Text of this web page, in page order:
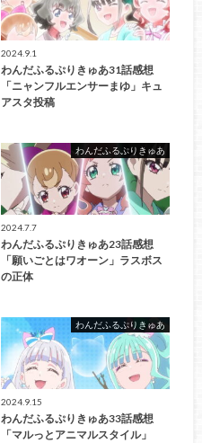
2024.9.1
わんだふるぷりきゅあ31話感想
「ニャンフルエンサーまゆ」キュ
アスタ投稿
わんだふるぷりきゅあ
2024.7.7
わんだふるぷりきゅあ23話感想
「願いごとはワオーン」ラスボス
の正体
わんだふるぷりきゅあ
2024.9.15
わんだふるぷりきゅあ33話感想
「マルっとアニマルスタイル」